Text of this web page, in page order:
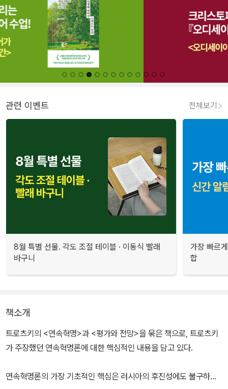
관련 이벤트 전체보기
8월 특별 선물. 각도 조절 테이블 · 이동식 빨래
바구니
가장 빠르
합
책소개
트로츠키의 <연속혁명>과 <평가와 전망>을 묶은 책으로, 트로츠키
가 주장했던 연속혁명론에 대한 핵심적인 내용을 담고 있다.
연속혁명론의 가장 기초적인 핵심은 러시아의 후진성에도 불구하고